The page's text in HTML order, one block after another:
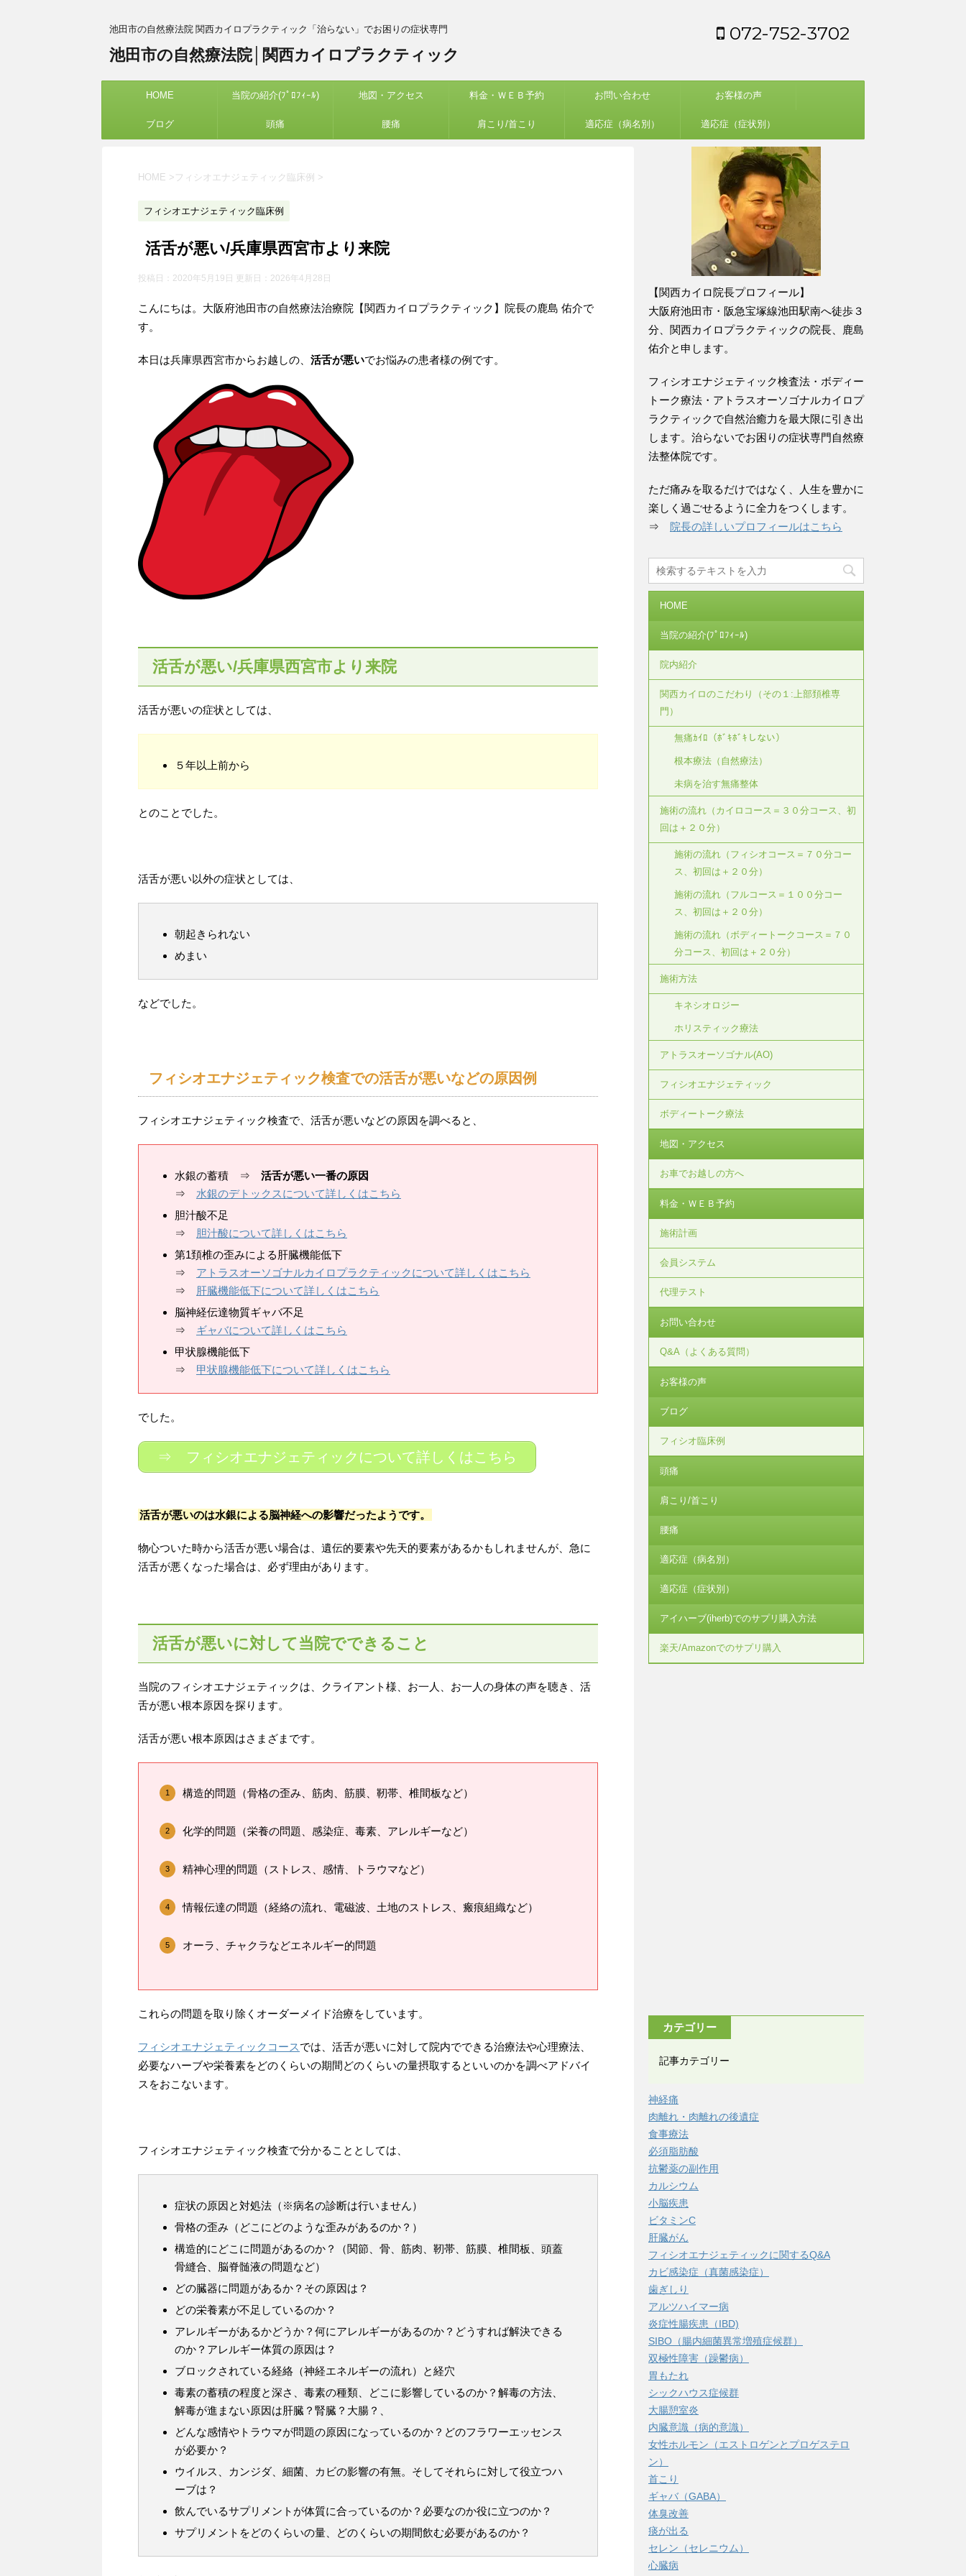
池田市の自然療法院 関西カイロプラクティック「治らない」でお困りの症状専門
池田市の自然療法院│関西カイロプラクティック
072-752-3702
HOME 当院の紹介(ﾌﾟﾛﾌｨｰﾙ) 地図・アクセス 料金・ＷＥＢ予約 お問い合わせ お客様の声
ブログ 頭痛 腰痛 肩こり/首こり 適応症（病名別） 適応症（症状別）
HOME > フィシオエナジェティック臨床例 >
フィシオエナジェティック臨床例
活舌が悪い/兵庫県西宮市より来院
投稿日：2020年5月19日 更新日： 2026年4月28日
こんにちは。大阪府池田市の自然療法治療院【関西カイロプラクティック】院長の鹿島 佑介で
す。
本日は兵庫県西宮市からお越しの、 活舌が悪いでお悩みの患者様の例です。
活舌が悪い/兵庫県西宮市より来院
活舌が悪いの症状としては、
５年以上前から
とのことでした。
活舌が悪い以外の症状としては、
朝起きられない
めまい
などでした。
フィシオエナジェティック検査での活舌が悪いなどの原因例
フィシオエナジェティック検査で、活舌が悪いなどの原因を調べると、
水銀の蓄積 ⇒ 活舌が悪い一番の原因
⇒ 水銀のデトックスについて詳しくはこちら
胆汁酸不足
⇒ 胆汁酸について詳しくはこちら
第1頚椎の歪みによる肝臓機能低下
⇒ アトラスオーソゴナルカイロプラクティックについて詳しくはこちら
⇒
肝臓機能低下について詳しくはこちら
脳神経伝達物質ギャバ不足
⇒ ギャバについて詳しくはこちら
甲状腺機能低下
⇒ 甲状腺機能低下について詳しくはこちら
でした。
⇒ フィシオエナジェティックについて詳しくはこちら
活舌が悪いのは水銀による脳神経への影響だったようです。
物心ついた時から活舌が悪い場合は、遺伝的要素や先天的要素があるかもしれませんが、急に
活舌が悪くなった場合は、必ず理由があります。
活舌が悪いに対して当院でできること
当院のフィシオエナジェティックは、クライアント様、お一人、お一人の身体の声を聴き、活
舌が悪い根本原因を探ります。
活舌が悪い根本原因はさまざまです。
構造的問題（骨格の歪み、筋肉、筋膜、靭帯、椎間板など）
化学的問題（栄養の問題、感染症、毒素、アレルギーなど）
精神心理的問題（ストレス、感情、トラウマなど）
情報伝達の問題（経絡の流れ、電磁波、土地のストレス、瘢痕組織など）
オーラ、チャクラなどエネルギー的問題
これらの問題を取り除くオーダーメイド治療をしています。
フィシオエナジェティックコースでは、活舌が悪いに対して院内でできる治療法や心理療法、
必要なハーブや栄養素をどのくらいの期間どのくらいの量摂取するといいのかを調べアドバイ
スをおこないます。
フィシオエナジェティック検査で分かることとしては、
症状の原因と対処法（※病名の診断は行いません）
骨格の歪み（どこにどのような歪みがあるのか？）
構造的にどこに問題があるのか？（関節、骨、筋肉、靭帯、筋膜、椎間板、頭蓋
骨縫合、脳脊髄液の問題など）
どの臓器に問題があるか？その原因は？
どの栄養素が不足しているのか？
アレルギーがあるかどうか？何にアレルギーがあるのか？どうすれば解決できる
のか？アレルギー体質の原因は？
ブロックされている経絡（神経エネルギーの流れ）と経穴
毒素の蓄積の程度と深さ、毒素の種類、どこに影響しているのか？解毒の方法、
解毒が進まない原因は肝臓？腎臓？大腸？、
どんな感情やトラウマが問題の原因になっているのか？どのフラワーエッセンス
が必要か？
ウイルス、カンジダ、細菌、カビの影響の有無。そしてそれらに対して役立つハ
ーブは？
飲んでいるサプリメントが体質に合っているのか？必要なのか役に立つのか？
サプリメントをどのくらいの量、どのくらいの期間飲む必要があるのか？
【関西カイロ院長プロフィール】
大阪府池田市・阪急宝塚線池田駅南へ徒歩３
分、関西カイロプラクティックの院長、鹿島
佑介と申します。
フィシオエナジェティック検査法・ボディー
トーク療法・アトラスオーソゴナルカイロプ
ラクティックで自然治癒力を最大限に引き出
します。治らないでお困りの症状専門自然療
法整体院です。
ただ痛みを取るだけではなく、人生を豊かに
楽しく過ごせるように全力をつくします。
⇒ 院長の詳しいプロフィールはこちら
HOME
当院の紹介(ﾌﾟﾛﾌｨｰﾙ)
院内紹介
関西カイロのこだわり（その１:上部頚椎専
門）
無痛ｶｲﾛ（ﾎﾞｷﾎﾞｷしない）
根本療法（自然療法）
未病を治す無痛整体
施術の流れ（カイロコース＝３０分コース、初
回は＋２０分）
施術の流れ（フィシオコース＝７０分コー
ス、初回は＋２０分）
施術の流れ（フルコース＝１００分コー
ス、初回は＋２０分）
施術の流れ（ボディートークコース＝７０
分コース、初回は＋２０分）
施術方法
キネシオロジー
ホリスティック療法
アトラスオーソゴナル(AO)
フィシオエナジェティック
ボディートーク療法
地図・アクセス
お車でお越しの方へ
料金・ＷＥＢ予約
施術計画
会員システム
代理テスト
お問い合わせ
Q&A（よくある質問）
お客様の声
ブログ
フィシオ臨床例
頭痛
肩こり/首こり
腰痛
適応症（病名別）
適応症（症状別）
アイハーブ(iherb)でのサプリ購入方法
楽天/Amazonでのサプリ購入
カテゴリー
記事カテゴリー
神経痛
肉離れ・肉離れの後遺症
食事療法
必須脂肪酸
抗鬱薬の副作用
カルシウム
小脳疾患
ビタミンC
肝臓がん
フィシオエナジェティックに関するQ&A
カビ感染症（真菌感染症）
歯ぎしり
アルツハイマー病
炎症性腸疾患（IBD)
SIBO（腸内細菌異常増殖症候群）
双極性障害（躁鬱病）
胃もたれ
シックハウス症候群
大腸憩室炎
内臓意識（病的意識）
女性ホルモン（エストロゲンとプロゲステロ
ン）
首こり
ギャバ（GABA）
体臭改善
痰が出る
セレン（セレニウム）
心臓病